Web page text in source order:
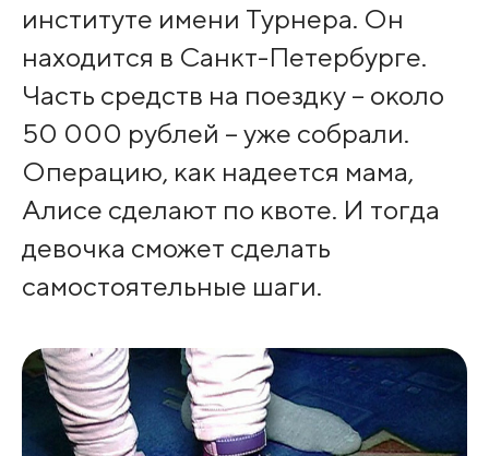
институте имени Турнера. Он
находится в Санкт-Петербурге.
Часть средств на поездку – около
50 000 рублей – уже собрали.
Операцию, как надеется мама,
Алисе сделают по квоте. И тогда
девочка сможет сделать
самостоятельные шаги.